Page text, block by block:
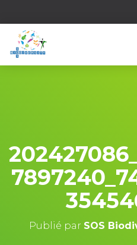
Publié par SOS